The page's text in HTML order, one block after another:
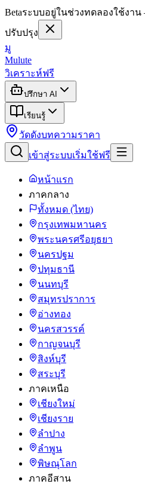
Betaระบบอยู่ในช่วงทดลองใช้งา
ปรับปรุง
มู
Mulute
วิเคราะห์ฟรี
ปรึกษา AI
เรียนรู้
วัดดังบทความราคา
เข้าสู่ระบบเริ่มใช้ฟรี
หน้าแรก
ภาคกลาง
ทั้งหมด (ไทย)
กรุงเทพมหานคร
พระนครศรีอยุธยา
นครปฐม
ปทุมธานี
นนทบุรี
สมุทรปราการ
อ่างทอง
นครสวรรค์
กาญจนบุรี
สิงห์บุรี
สระบุรี
ภาคเหนือ
เชียงใหม่
เชียงราย
ลำปาง
ลำพูน
พิษณุโลก
ภาคอีสาน